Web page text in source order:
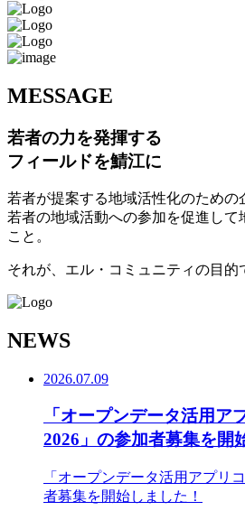
MESSAGE
若者の力を発揮する
フィールドを鯖江に
若者が提案する地域活性化のための
若者の地域活動への参加を促進して
こと。
それが、エル・コミュニティの目的
NEWS
2026.07.09
「オープンデータ活用ア
2026」の参加者募集を開
「オープンデータ活用アプリ
者募集を開始しました！